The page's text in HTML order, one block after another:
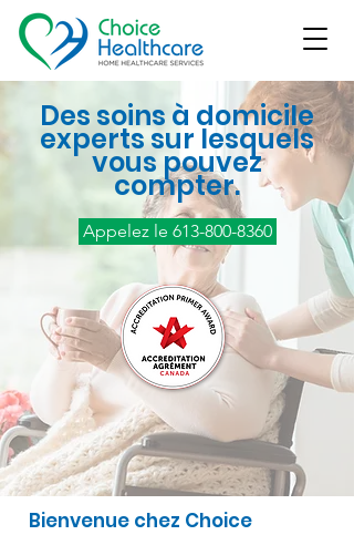
Des soins à domicile
experts sur lesquels
vous pouvez
compter.
Appelez le 613-800-8360
Bienvenue chez Choice